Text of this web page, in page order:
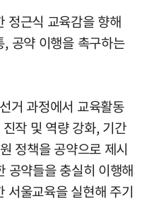
정근식 교육감을 향해
공약 이행을 촉구하는
거 과정에서 교육활동
작 및 역량 강화, 기간
정책을 공약으로 제시
공약들을 충실히 이행해
서울교육을 실현해 주기